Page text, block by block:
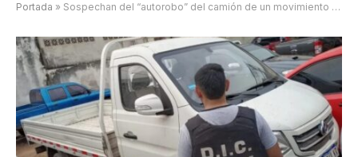
Portada » Sospechan del “autorobo” del camión de un movimiento social